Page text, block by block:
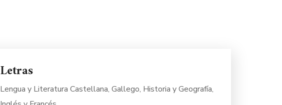
Letras
Lengua y Literatura Castellana, Gallego, Historia y Geografía,